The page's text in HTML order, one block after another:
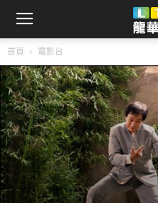
首頁 電影台